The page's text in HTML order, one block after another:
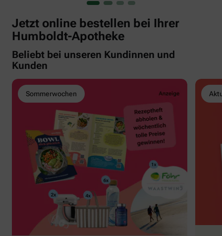
Jetzt online bestellen bei Ihrer
Humboldt-Apotheke
Beliebt bei unseren Kundinnen und
Kunden
Sommerwochen